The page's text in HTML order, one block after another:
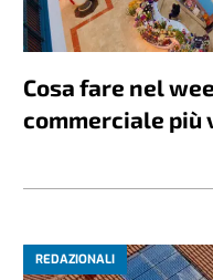
Cosa fare nel
commerciale più
REDAZIONALI